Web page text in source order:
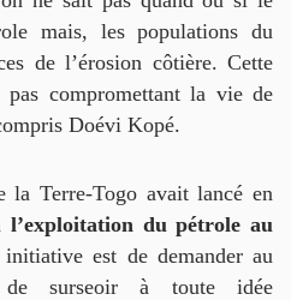
mais, les populations du
de l’érosion côtière. Cette
pas compromettant la vie de
Doévi Kopé.
la Terre-Togo avait lancé en
l’exploitation du pétrole au
est de demander au
de surseoir à toute idée